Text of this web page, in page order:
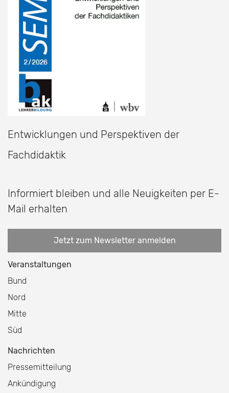
Entwicklungen und Perspektiven der
Fachdidaktik
Informiert bleiben und alle Neuigkeiten per E-
Mail erhalten
Jetzt zum Newsletter anmelden
Veranstaltungen
Bund
Nord
Mitte
Süd
Nachrichten
Pressemitteilung
Ankündigung